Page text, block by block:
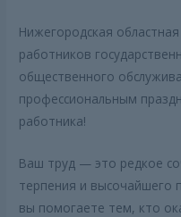
Нижегородская
работников
общественного
профессиональным
работника!
Ваш труд — это редкое
терпения и высочайшего
вы помогаете тем, кто